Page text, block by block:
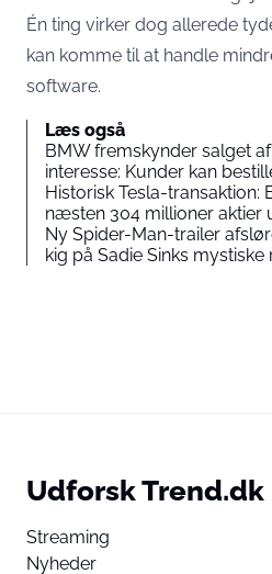
Én ting virker dog allerede
kan komme til at handle
software.
Læs også
BMW fremskynder salget
interesse: Kunder kan
Historisk Tesla-transaktion:
næsten 304 millioner aktier
Ny Spider-Man-trailer
kig på Sadie Sinks mystiske
Udforsk Trend.dk
Streaming
Nyheder